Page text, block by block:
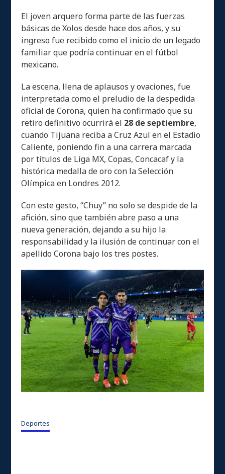
El joven arquero forma parte de las fuerzas
básicas de Xolos desde hace dos años, y su
ingreso fue recibido como el inicio de un legado
familiar que podría continuar en el fútbol
mexicano.
La escena, llena de aplausos y ovaciones, fue
interpretada como el preludio de la despedida
oficial de Corona, quien ha confirmado que su
retiro definitivo ocurrirá el 28 de septiembre,
cuando Tijuana reciba a Cruz Azul en el Estadio
Caliente, poniendo fin a una carrera marcada
por títulos de Liga MX, Copas, Concacaf y la
histórica medalla de oro con la Selección
Olímpica en Londres 2012.
Con este gesto, “Chuy” no solo se despide de la
afición, sino que también abre paso a una
nueva generación, dejando a su hijo la
responsabilidad y la ilusión de continuar con el
apellido Corona bajo los tres postes.
Deportes